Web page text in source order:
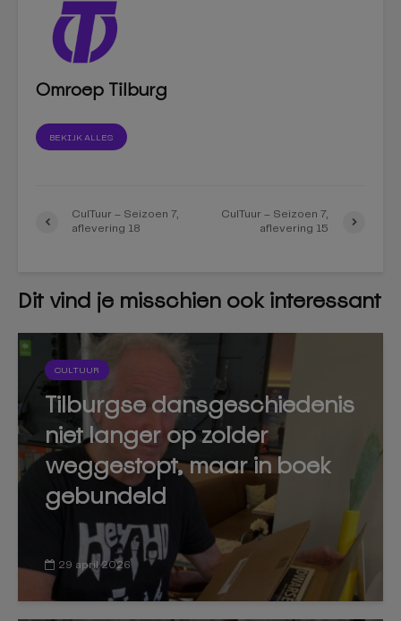
Omroep Tilburg
BEKIJK ALLES
CulTuur – Seizoen 7,
aflevering 18
CulTuur – Seizoen 7,
aflevering 15
Dit vind je misschien ook interessant
CULTUUR
Tilburgse dansgeschiedenis
niet langer op zolder
weggestopt, maar in boek
gebundeld
29 april 2026